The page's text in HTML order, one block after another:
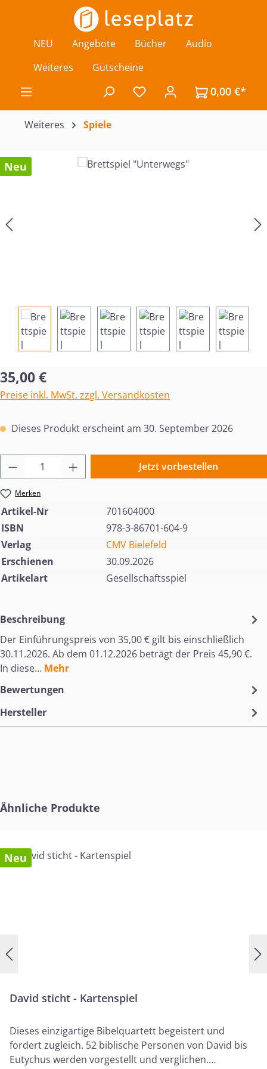
Zum Hauptinhalt springen
NEU Angebote Bücher
Audio
Weiteres
Gutscheine
Du hast 0 Produkte auf
0,00 €*
Weiteres Spiele
Neu
Bildergalerie überspringen
Regulärer Preis:
35,00 €
Preise inkl. MwSt. zzgl. Versandkosten
Dieses Produkt erscheint am 30. September 2026
Produkt Anzahl: Gib den gewünschten
Jetzt vorbestellen
Merken
Artikel-Nr
701604000
ISBN
978-3-86701-604-9
Verlag
CMV Bielefeld
Erschienen
30.09.2026
Artikelart
Gesellschaftsspiel
Beschreibung
Der Einführungspreis von 35,00 € gilt bis einschließlich
30.11.2026. Ab dem 01.12.2026 beträgt der Preis 45,90 €.
In diese… Mehr
Bewertungen
Hersteller
Produktgalerie überspringen
Ähnliche Produkte
Neu
David sticht - Kartenspiel
Dieses einzigartige Bibelquartett begeistert und
fordert zugleich. 52 biblische Personen von David bis
Eutychus werden vorgestellt und verglichen.